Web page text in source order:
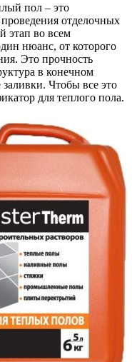
пол – это
отделочных
этап во всем
нюанс, от которого
Это прочность
в конечном
заливки. Чтобы все это
для теплого пола.